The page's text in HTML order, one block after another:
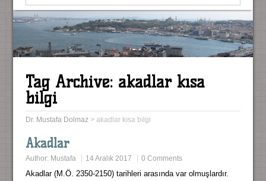
Tag Archive: akadlar kısa
bilgi
Dr. Mustafa Dolmaz> akadlar kısa bilgi
Akadlar
Author: Mustafa 14 Aralık 2017 0 Comments
Akadlar (M.Ö. 2350-2150) tarihleri arasında var olmuşlardır.